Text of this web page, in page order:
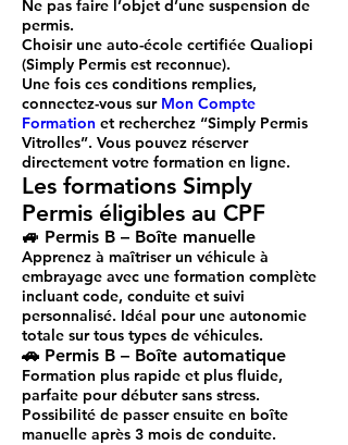
Ne pas faire l’objet d’une suspension de
permis.
Choisir une auto-école certifiée Qualiopi
(Simply Permis est reconnue).
Une fois ces conditions remplies,
connectez-vous sur Mon Compte
Formation et recherchez “Simply Permis
Vitrolles”. Vous pouvez réserver
directement votre formation en ligne.
Les formations Simply
Permis éligibles au CPF
🚙 Permis B – Boîte manuelle
Apprenez à maîtriser un véhicule à
embrayage avec une formation complète
incluant code, conduite et suivi
personnalisé. Idéal pour une autonomie
totale sur tous types de véhicules.
🚗 Permis B – Boîte automatique
Formation plus rapide et plus fluide,
parfaite pour débuter sans stress.
Possibilité de passer ensuite en boîte
manuelle après 3 mois de conduite.